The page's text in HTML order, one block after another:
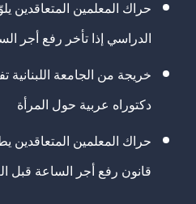
حراك المعلمين المتعاقدين
الدراسي إذا تأخر رفع أجر
خريجة من الجامعة
دكتوراه عربية حول المرأة
حراك المعلمين المتعاقدين
قانون رفع أجر الساعة قبل